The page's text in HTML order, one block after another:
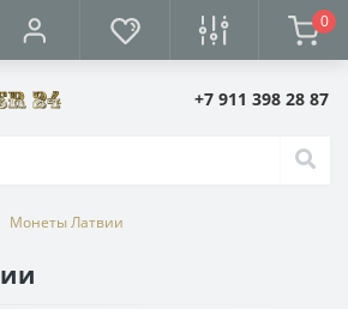
0
+7 911 398 28 87
Монеты Латвии